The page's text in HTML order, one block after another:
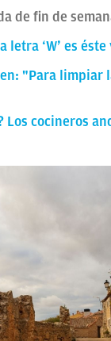
de fin de
‘W’ es
"Para limpiar
cocineros